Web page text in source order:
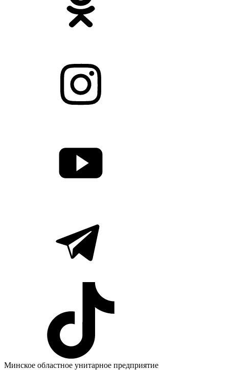
Минское областное унитарное предприятие